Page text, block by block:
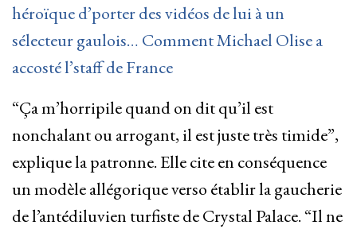
héroïque d’porter des vidéos de lui à un
sélecteur gaulois… Comment Michael Olise a
accosté l’staff de France
“Ça m’horripile quand on dit qu’il est
nonchalant ou arrogant, il est juste très timide”,
explique la patronne. Elle cite en conséquence
un modèle allégorique verso établir la gaucherie
de l’antédiluvien turfiste de Crystal Palace. “Il ne